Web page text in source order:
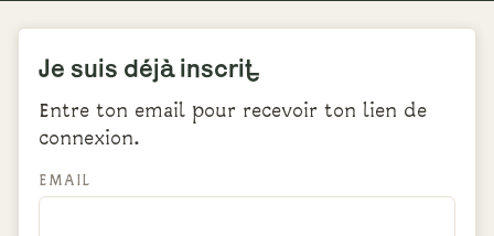
Je suis déjà inscrit·e
Entre ton email pour recevoir ton lien de
connexion.
EMAIL